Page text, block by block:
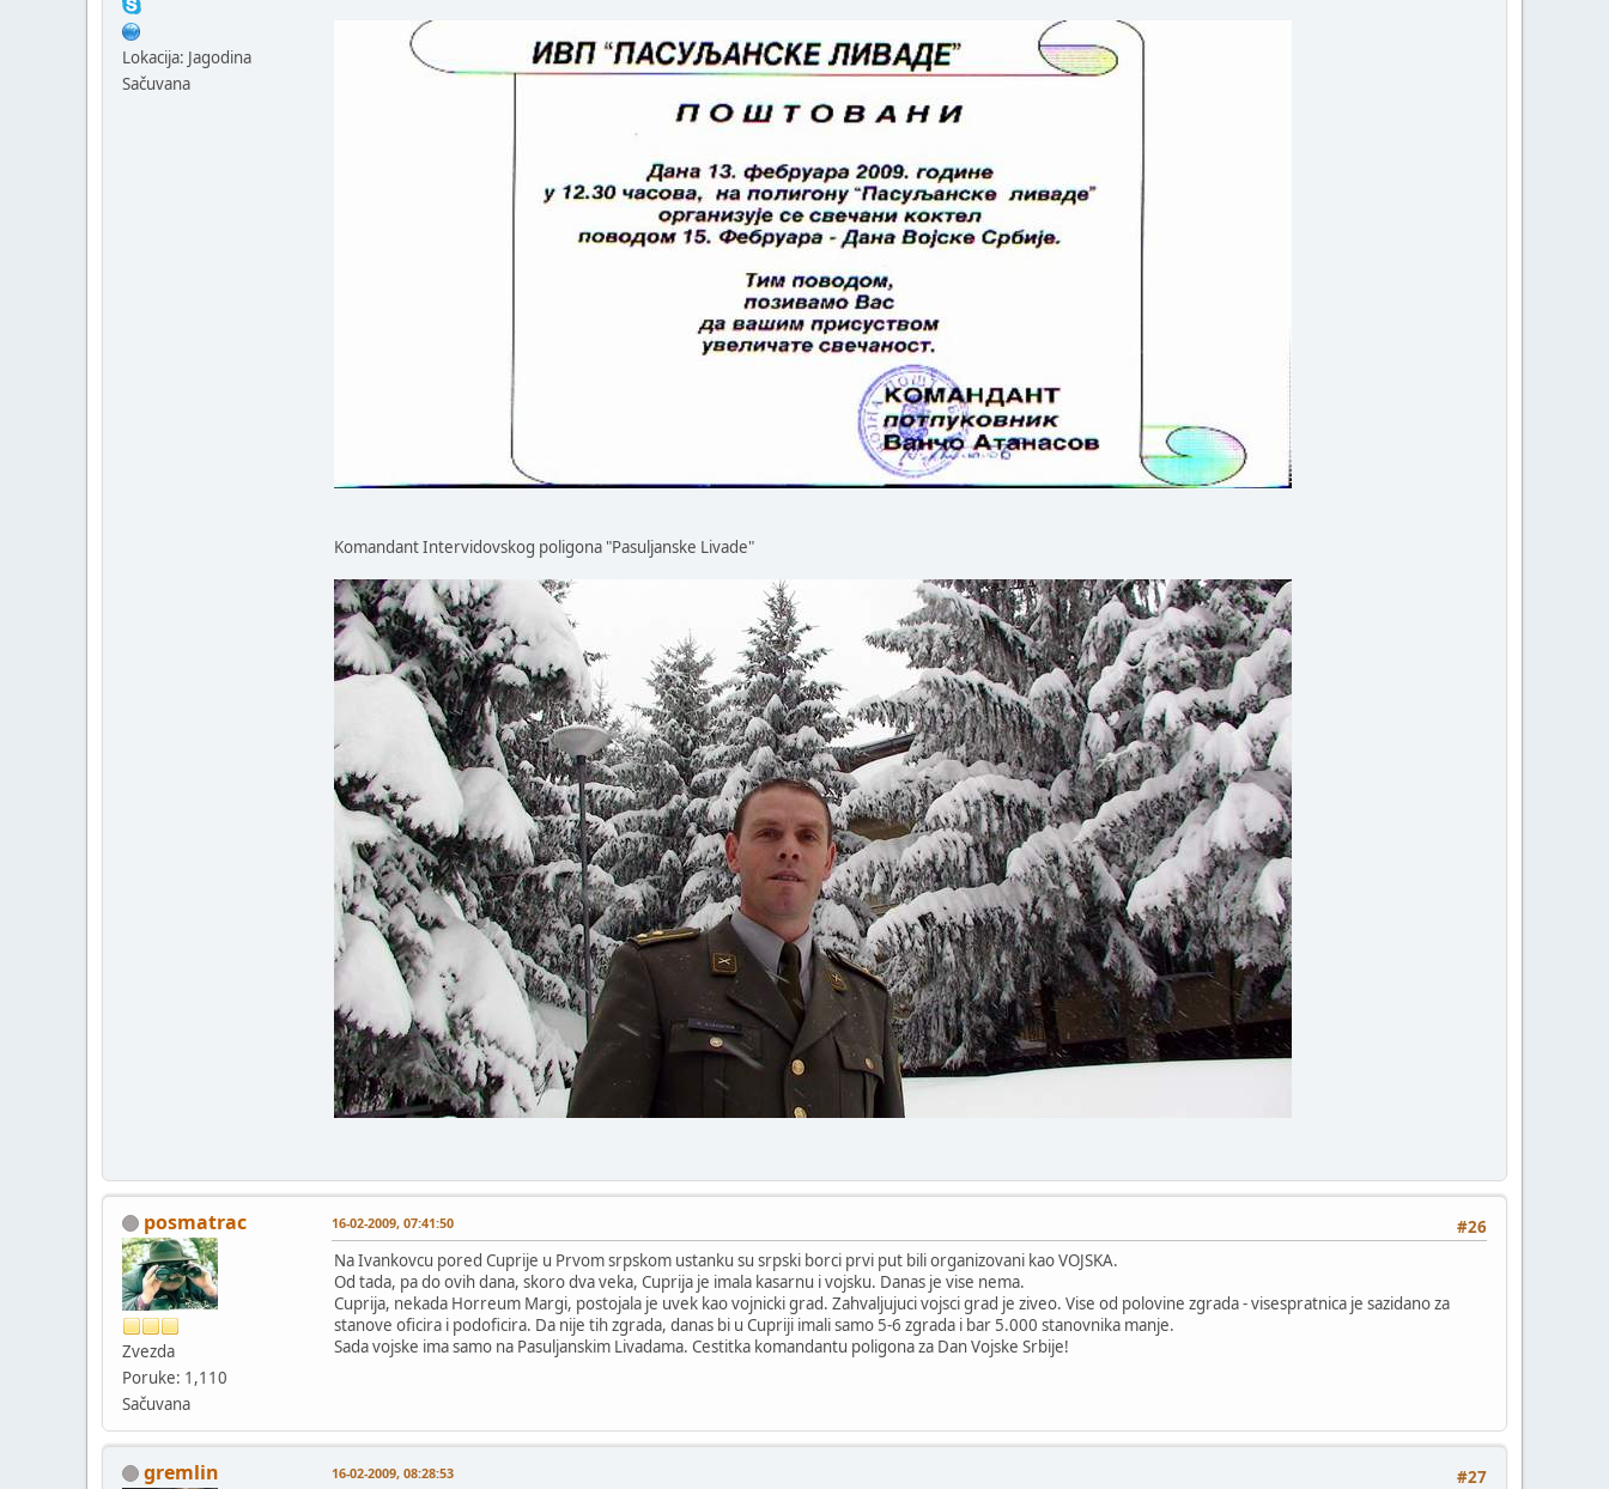
Lokacija: Jagodina
Sačuvana
Komandant Intervidovskog poligona "Pasuljanske Livade"
posmatrac
Zvezda
Poruke: 1,110
Sačuvana
#26
16-02-2009, 07:41:50
Na Ivankovcu pored Cuprije u Prvom srpskom ustanku su srpski borci prvi put bili organizovani kao VOJSKA.
Od tada, pa do ovih dana, skoro dva veka, Cuprija je imala kasarnu i vojsku. Danas je vise nema.
Cuprija, nekada Horreum Margi, postojala je uvek kao vojnicki grad. Zahvaljujuci vojsci grad je ziveo. Vise od polovine zgrada - visespratnica je sazidano za
stanove oficira i podoficira. Da nije tih zgrada, danas bi u Cupriji imali samo 5-6 zgrada i bar 5.000 stanovnika manje.
Sada vojske ima samo na Pasuljanskim Livadama. Cestitka komandantu poligona za Dan Vojske Srbije!
gremlin #27
16-02-2009, 08:28:53